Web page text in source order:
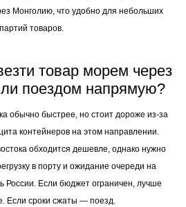
Монголию, что удобно для небольших
партий товаров.
товар морем через
поездом напрямую?
обычно быстрее, но стоит дороже из-за
контейнеров на этом направлении.
обходится дешевле, однако нужно
в порту и ожидание очереди на
России. Если бюджет ограничен, лучше
Если сроки сжаты — поезд.